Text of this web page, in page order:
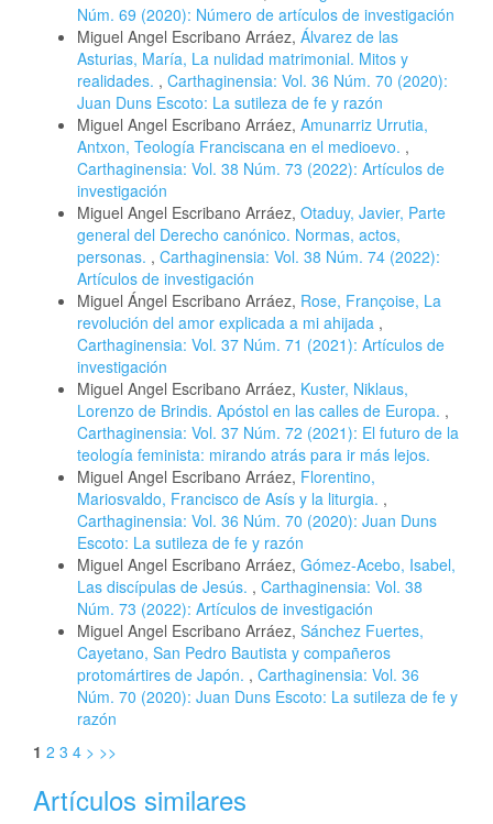
Núm. 69 (2020): Número de artículos de investigación
Miguel Angel Escribano Arráez, Álvarez de las
Asturias, María, La nulidad matrimonial. Mitos y
realidades. , Carthaginensia: Vol. 36 Núm. 70 (2020):
Juan Duns Escoto: La sutileza de fe y razón
Miguel Angel Escribano Arráez, Amunarriz Urrutia,
Antxon, Teología Franciscana en el medioevo. ,
Carthaginensia: Vol. 38 Núm. 73 (2022): Artículos de
investigación
Miguel Angel Escribano Arráez, Otaduy, Javier, Parte
general del Derecho canónico. Normas, actos,
personas. , Carthaginensia: Vol. 38 Núm. 74 (2022):
Artículos de investigación
Miguel Ángel Escribano Arráez, Rose, Françoise, La
revolución del amor explicada a mi ahijada ,
Carthaginensia: Vol. 37 Núm. 71 (2021): Artículos de
investigación
Miguel Angel Escribano Arráez, Kuster, Niklaus,
Lorenzo de Brindis. Apóstol en las calles de Europa. ,
Carthaginensia: Vol. 37 Núm. 72 (2021): El futuro de la
teología feminista: mirando atrás para ir más lejos.
Miguel Angel Escribano Arráez, Florentino,
Mariosvaldo, Francisco de Asís y la liturgia. ,
Carthaginensia: Vol. 36 Núm. 70 (2020): Juan Duns
Escoto: La sutileza de fe y razón
Miguel Angel Escribano Arráez, Gómez-Acebo, Isabel,
Las discípulas de Jesús. , Carthaginensia: Vol. 38
Núm. 73 (2022): Artículos de investigación
Miguel Angel Escribano Arráez, Sánchez Fuertes,
Cayetano, San Pedro Bautista y compañeros
protomártires de Japón. , Carthaginensia: Vol. 36
Núm. 70 (2020): Juan Duns Escoto: La sutileza de fe y
razón
1 2 3 4 > >>
Artículos similares